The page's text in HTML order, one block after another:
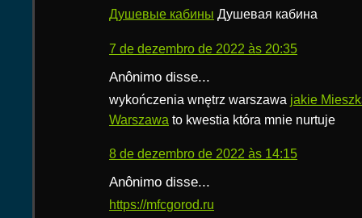
Душевые кабины Душевая кабина
7 de dezembro de 2022 às 20:35
Anônimo disse...
wykończenia wnętrz warszawa jakie
Warszawa to kwestia która mnie nurtuje
8 de dezembro de 2022 às 14:15
Anônimo disse...
https://mfcgorod.ru